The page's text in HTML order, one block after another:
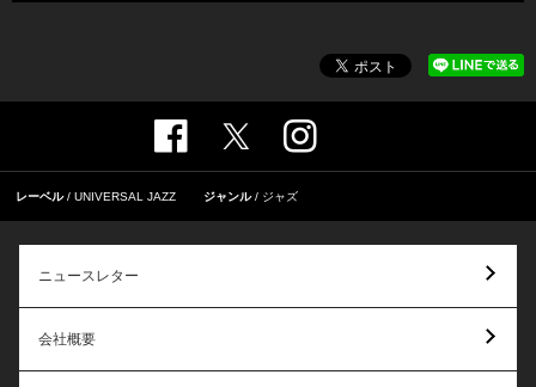
レーベル UNIVERSAL JAZZ ジャンル ジャズ
ニュースレター
会社概要